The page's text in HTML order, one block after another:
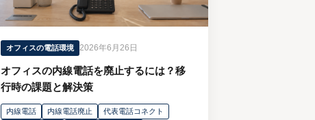
オフィスの電話環境 2026年6月26日
オフィスの内線電話を廃止するには？移
行時の課題と解決策
内線電話 内線電話廃止
代表電話コネクト